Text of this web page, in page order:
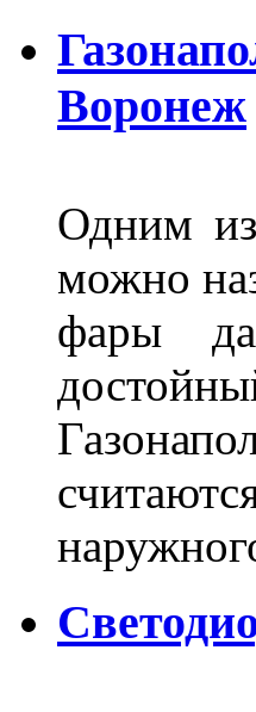
Воронеж
Одним из
можно
фары